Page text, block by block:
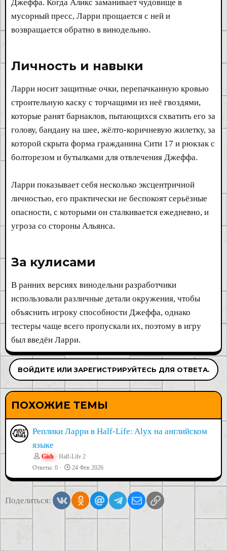
Джеффа. Когда Аликс заманивает чудовище в
мусорный пресс, Ларри прощается с ней и
возвращается обратно в винодельню.
Личность и навыки​
Ларри носит защитные очки, перепачканную кровью
строительную каску с торчащими из неё гвоздями,
которые ранят барнаклов, пытающихся схватить его за
голову, бандану на шее, жёлто-коричневую жилетку, за
которой скрыта форма гражданина Сити 17 и рюкзак с
болторезом и бутылками для отвлечения Джеффа.
Ларри показывает себя несколько эксцентричной
личностью, его практически не беспокоят серьёзные
опасности, с которыми он сталкивается ежедневно, и
угроза со стороны Альянса.
За кулисами​
В ранних версиях винодельни разработчики
использовали различные детали окружения, чтобы
объяснить игроку способности Джеффа, однако
тестеры чаще всего пропускали их, поэтому в игру
был введён Ларри.
ВОЙДИТЕ ИЛИ ЗАРЕГИСТРИРУЙТЕСЬ ДЛЯ ОТВЕТА.
ПОХОЖИЕ ТЕМЫ
Реплики Ларри в Half-Life: Alyx на английском
языке
Gish
Half-Life 2
Ответы 0 24 Фев 2026
Поделиться: VkontakteOdnoklassniki
Mail.ruTelegramЭлектронная почта
Ссылка